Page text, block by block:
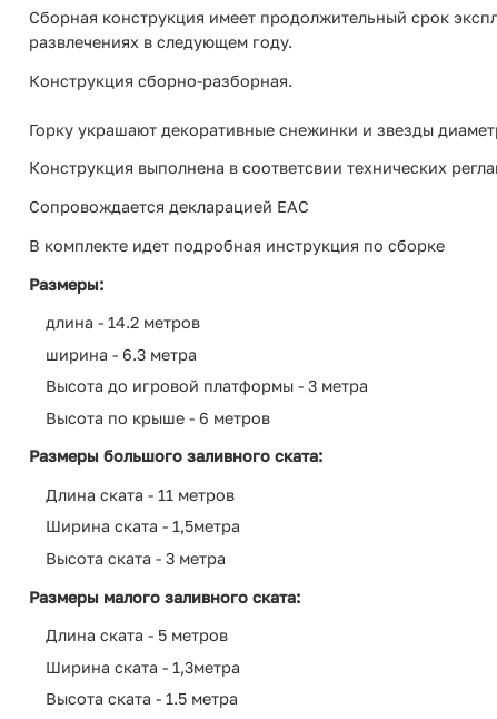
Сборная конструкция имеет продолжительный срок
развлечениях в следующем году.
Конструкция сборно-разборная.
Горку украшают декоративные снежинки и звезды
Конструкция выполнена в соответсвии технических
Сопровождается декларацией ЕАС
В комплекте идет подробная инструкция по сборке
Размеры:
длина - 14.2 метров
ширина - 6.3 метра
Высота до игровой платформы - 3 метра
Высота по крыше - 6 метров
Размеры большого заливного ската:
Длина ската - 11 метров
Ширина ската - 1,5метра
Высота ската - 3 метра
Размеры малого заливного ската:
Длина ската - 5 метров
Ширина ската - 1,3метра
Высота ската - 1.5 метра